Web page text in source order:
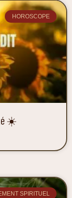
HOROSCOPE
☀️
SPIRITUEL